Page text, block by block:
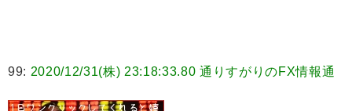
99: 2020/12/31(株) 23:18:33.80 通りすがりのFX情報通